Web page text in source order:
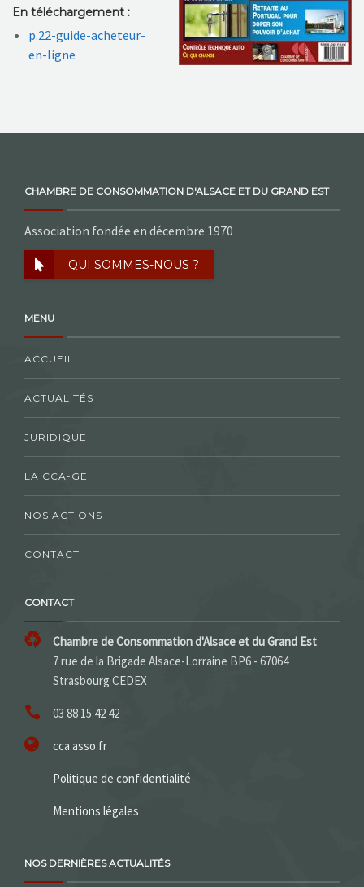
En téléchargement :
p.22-guide-acheteur-
en-ligne
CHAMBRE DE CONSOMMATION D'ALSACE ET DU GRAND EST
Association fondée en décembre 1970
QUI SOMMES-NOUS ?
MENU
ACCUEIL
ACTUALITÉS
JURIDIQUE
LA CCA-GE
NOS ACTIONS
CONTACT
CONTACT
Chambre de Consommation d'Alsace et du Grand Est
7 rue de la Brigade Alsace-Lorraine BP6 - 67064
Strasbourg CEDEX
03 88 15 42 42
cca.asso.fr
Politique de confidentialité
Mentions légales
NOS DERNIÈRES ACTUALITÉS